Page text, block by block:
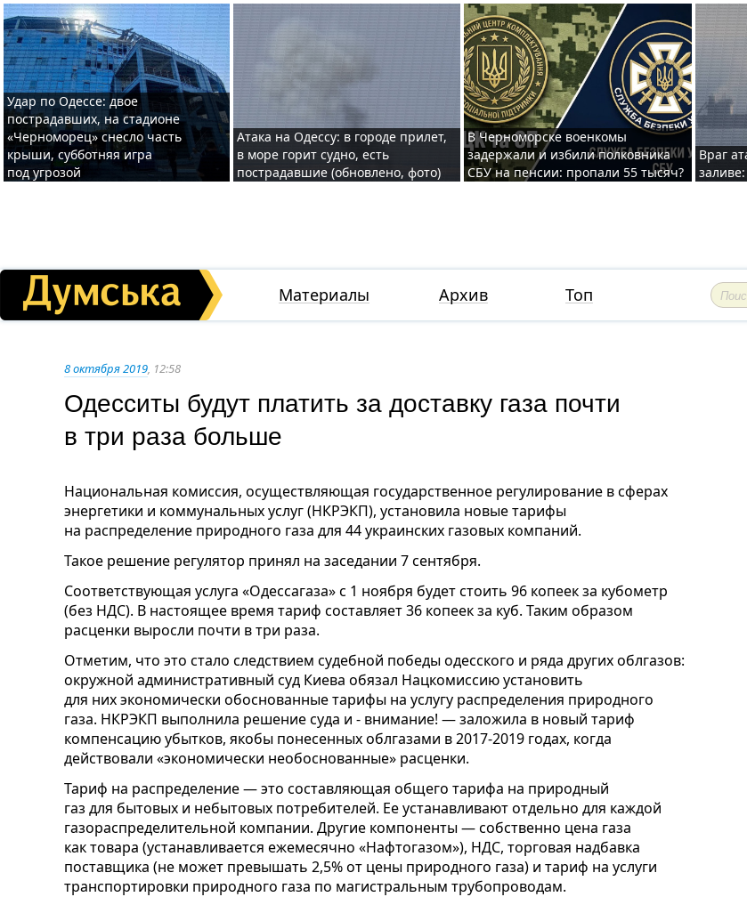
Удар по Одессе: двое
пострадавших, на стадионе
«Черноморец» снесло часть
крыши, субботняя игра
под угрозой
Атака на Одессу: в городе прилет,
в море горит судно, есть
пострадавшие (обновлено, фото)
В Черноморске военкомы
задержали и избили полковника
СБУ на пенсии: пропали 55 тысяч?
Враг
Материалы Архив Топ
8 октября 2019, 12:58
Одесситы будут платить за доставку газа почти
в три раза больше
Национальная комиссия, осуществляющая государственное регулирование в сферах
энергетики и коммунальных услуг (НКРЭКП), установила новые тарифы
на распределение природного газа для 44 украинских газовых компаний.
Такое решение регулятор принял на заседании 7 сентября.
Соответствующая услуга «Одессагаза» с 1 ноября будет стоить 96 копеек за кубометр
(без НДС). В настоящее время тариф составляет 36 копеек за куб. Таким образом
расценки выросли почти в три раза.
Отметим, что это стало следствием судебной победы одесского и ряда других облгазов:
окружной административный суд Киева обязал Нацкомиссию установить
для них экономически обоснованные тарифы на услугу распределения природного
газа. НКРЭКП выполнила решение суда и - внимание! — заложила в новый тариф
компенсацию убытков, якобы понесенных облгазами в 2017-2019 годах, когда
действовали «экономически необоснованные» расценки.
Тариф на распределение — это составляющая общего тарифа на природный
газ для бытовых и небытовых потребителей. Ее устанавливают отдельно для каждой
газораспределительной компании. Другие компоненты — собственно цена газа
как товара (устанавливается ежемесячно «Нафтогазом»), НДС, торговая надбавка
поставщика (не может превышать 2,5% от цены природного газа) и тариф на услуги
транспортировки природного газа по магистральным трубопроводам.